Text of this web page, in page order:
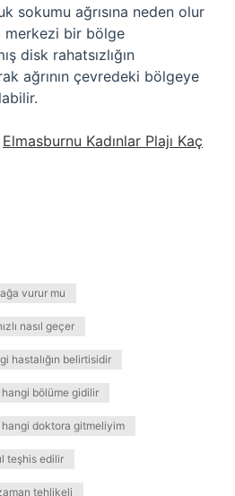
sokumu ağrısına neden olur
merkezi bir bölge
disk rahatsızlığın
ağrının çevredeki bölgeye
Elmasburnu Kadınlar Plajı Kaç
vurur mu
nasıl geçer
hastalığın belirtisidir
hangi bölüme gidilir
hangi doktora gitmeliyim
teşhis edilir
tehlikeli